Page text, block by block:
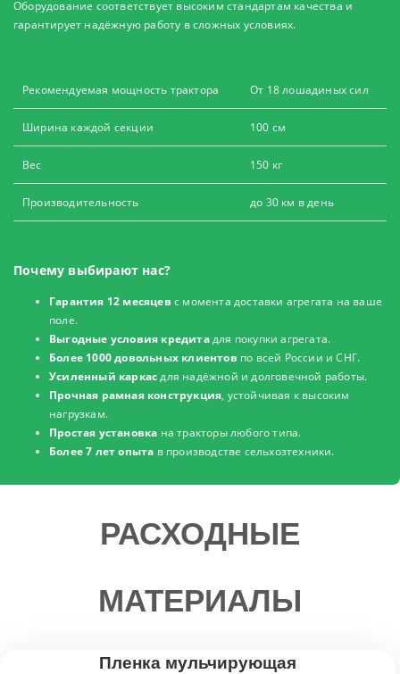
Оборудование соответствует высоким стандартам качества и
гарантирует надёжную работу в сложных условиях.
Рекомендуемая мощность трактора От 18 лошадиных сил
Ширина каждой секции 100 см
Вес 150 кг
Производительность до 30 км в день
Почему выбирают нас?
Гарантия 12 месяцев с момента доставки агрегата на ваше
поле.
Выгодные условия кредитадля покупки агрегата.
Более 1000 довольных клиентов по всей России и СНГ.
Усиленный каркасдля надёжной и долговечной работы.
Прочная рамная конструкция, устойчивая к высоким
нагрузкам.
Простая установка на тракторы любого типа.
Более 7 лет опыта в производстве сельхозтехники.
РАСХОДНЫЕ
МАТЕРИАЛЫ
Пленка мульчирующая